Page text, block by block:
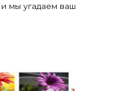
мы угадаем ваш